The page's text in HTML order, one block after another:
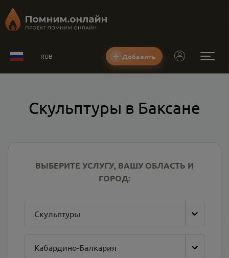
RUB Добавить
Скульптуры в Баксане
ВЫБЕРИТЕ УСЛУГУ, ВАШУ ОБЛАСТЬ И
ГОРОД:
Скульптуры
Кабардино-Балкария